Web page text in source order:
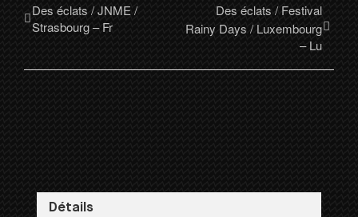
Des éclats / JNME /
Strasbourg – Fr
Des éclats / Festival
Rainy Days / Luxembourg
– Lu
Détails